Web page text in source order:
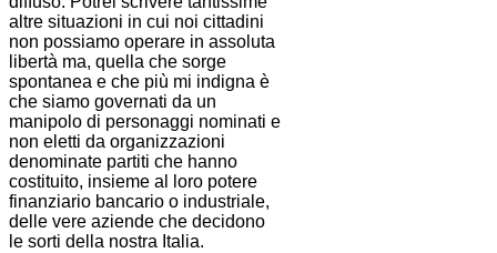
altre situazioni in cui noi cittadini
non possiamo operare in assoluta
libertà ma, quella che sorge
spontanea e che più mi indigna è
che siamo governati da un
manipolo di personaggi nominati e
non eletti da organizzazioni
denominate partiti che hanno
costituito, insieme al loro potere
finanziario bancario o industriale,
delle vere aziende che decidono
le sorti della nostra Italia.